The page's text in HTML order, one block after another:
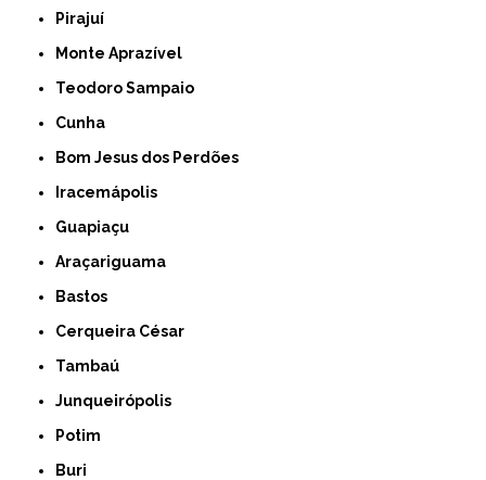
Pirajuí
Monte Aprazível
Teodoro Sampaio
Cunha
Bom Jesus dos Perdões
Iracemápolis
Guapiaçu
Araçariguama
Bastos
Cerqueira César
Tambaú
Junqueirópolis
Potim
Buri